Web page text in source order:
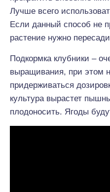
Лучше всего
Если данный способ не
растение нужно
Подкормка клубники –
выращивания, при этом
придерживаться
культура вырастет
плодоносить. Ягоды